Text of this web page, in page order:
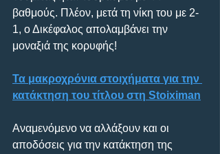
βαθμούς. Πλέον, μετά τη νίκη του με 2-
1, ο Δικέφαλος απολαμβάνει την
μοναξιά της κορυφής!
Τα μακροχρόνια στοιχήματα για την
κατάκτηση του τίτλου στη Stoiximan
Αναμενόμενο να αλλάξουν και οι
αποδόσεις για την κατάκτηση της